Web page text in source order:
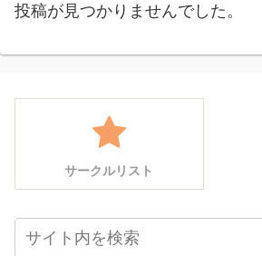
投稿が見つかりませんでした。
サークルリスト